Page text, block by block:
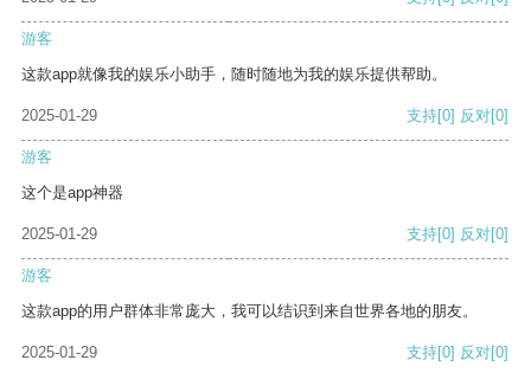
游客
这款app就像我的娱乐小助手，随时随地为我的娱乐提供帮助。
2025-01-29 支持[0] 反对[0]
游客
这个是app神器
2025-01-29 支持[0] 反对[0]
游客
这款app的用户群体非常庞大，我可以结识到来自世界各地的朋友。
2025-01-29 支持[0] 反对[0]